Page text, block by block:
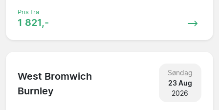
Pris fra
1 821,-
West Bromwich
Burnley
Søndag
23 Aug
2026